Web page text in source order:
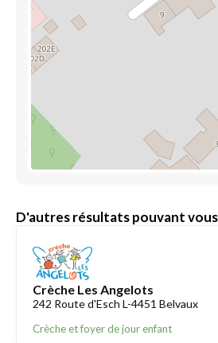
D'autres résultats pouvant
Crèche Les Angelots
242 Route d'Esch L-4451 Belvaux
Crèche et foyer de jour enfant